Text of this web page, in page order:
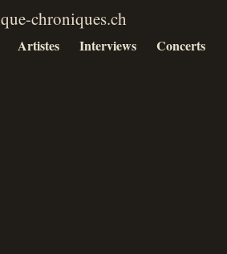
Artistes Interviews Concerts